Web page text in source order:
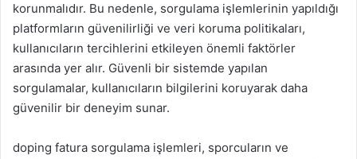
korunmalıdır. Bu nedenle, sorgulama işlemlerinin yapıldığı
platformların güvenilirliği ve veri koruma politikaları,
kullanıcıların tercihlerini etkileyen önemli faktörler
arasında yer alır. Güvenli bir sistemde yapılan
sorgulamalar, kullanıcıların bilgilerini koruyarak daha
güvenilir bir deneyim sunar.
doping fatura sorgulama işlemleri, sporcuların ve